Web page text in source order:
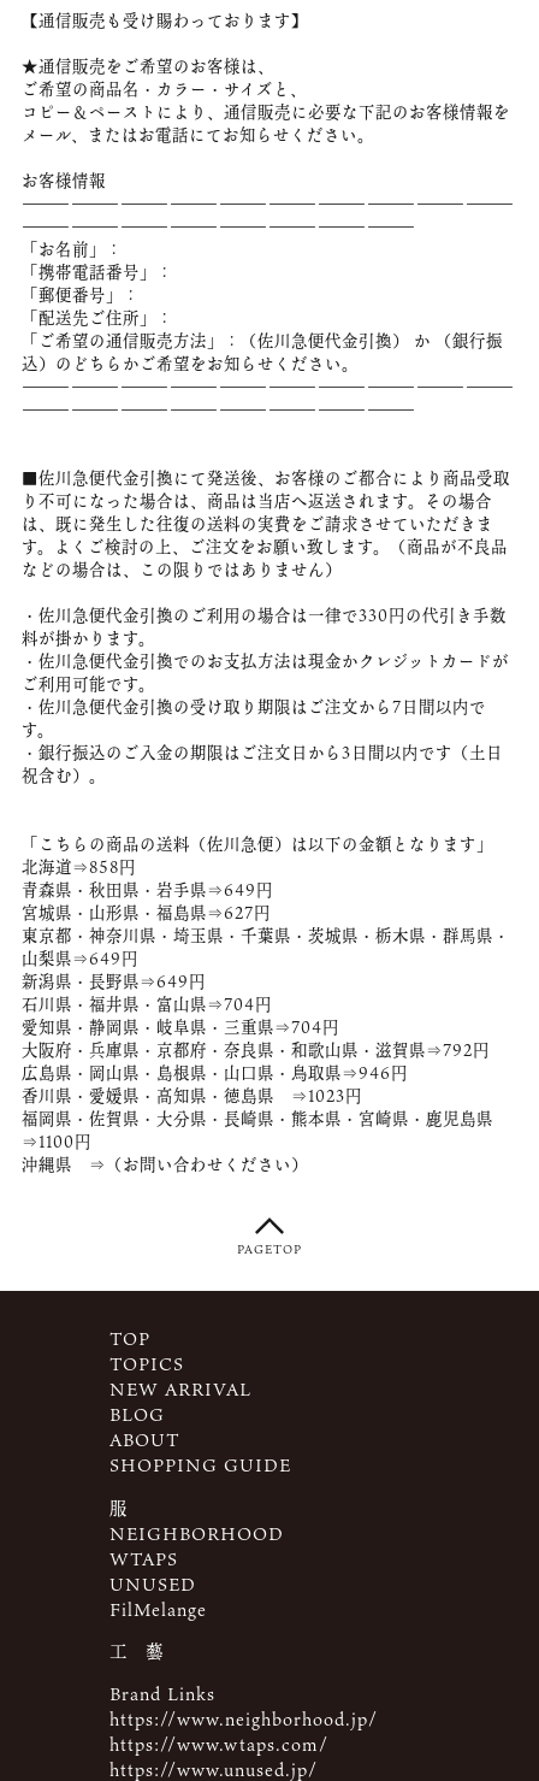
【通信販売も受け賜わっております】
★通信販売をご希望のお客様は、
ご希望の商品名・カラー・サイズと、
コピー＆ペーストにより、通信販売に必要な下記のお客様情報を
メール、またはお電話にてお知らせください。
お客様情報
――――――――――――――――――――――――――――――
――――――――――――――――――――――――
「お名前」：
「携帯電話番号」：
「郵便番号」：
「配送先ご住所」：
「ご希望の通信販売方法」：（佐川急便代金引換） か （銀行振
込）のどちらかご希望をお知らせください。
――――――――――――――――――――――――――――――
――――――――――――――――――――――――
■佐川急便代金引換にて発送後、お客様のご都合により商品受取
り不可になった場合は、商品は当店へ返送されます。その場合
は、既に発生した往復の送料の実費をご請求させていただきま
す。よくご検討の上、ご注文をお願い致します。（商品が不良品
などの場合は、この限りではありません）
・佐川急便代金引換のご利用の場合は一律で330円の代引き手数
料が掛かります。
・佐川急便代金引換でのお支払方法は現金かクレジットカードが
ご利用可能です。
・佐川急便代金引換の受け取り期限はご注文から7日間以内で
す。
・銀行振込のご入金の期限はご注文日から3日間以内です（土日
祝含む）。
「こちらの商品の送料（佐川急便）は以下の金額となります」
北海道⇒858円
青森県・秋田県・岩手県⇒649円
宮城県・山形県・福島県⇒627円
東京都・神奈川県・埼玉県・千葉県・茨城県・栃木県・群馬県・
山梨県⇒649円
新潟県・長野県⇒649円
石川県・福井県・富山県⇒704円
愛知県・静岡県・岐阜県・三重県⇒704円
大阪府・兵庫県・京都府・奈良県・和歌山県・滋賀県⇒792円
広島県・岡山県・島根県・山口県・鳥取県⇒946円
香川県・愛媛県・高知県・徳島県 ⇒1023円
福岡県・佐賀県・大分県・長崎県・熊本県・宮崎県・鹿児島県
⇒1100円
沖縄県 ⇒（お問い合わせください）
PAGETOP
TOP
TOPICS
NEW ARRIVAL
BLOG
ABOUT
SHOPPING GUIDE
服
NEIGHBORHOOD
WTAPS
UNUSED
FilMelange
工 藝
Brand Links
https://www.neighborhood.jp/
https://www.wtaps.com/
https://www.unused.jp/